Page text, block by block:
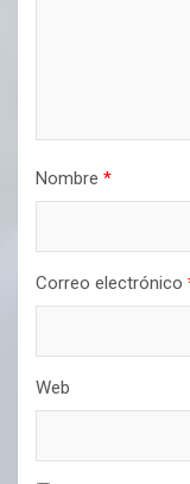
Nombre *
Correo electrónico
Web